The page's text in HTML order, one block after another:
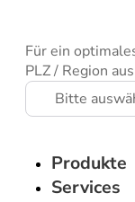
Für ein
PLZ / Region
Bitte
Produkte
Services